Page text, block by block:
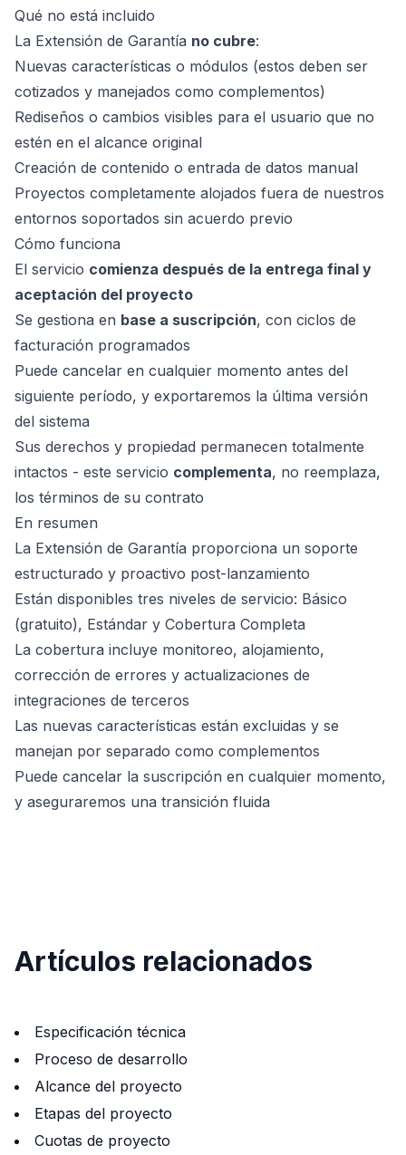
Qué no está incluido
La Extensión de Garantía no cubre:
Nuevas características o módulos (estos deben ser
cotizados y manejados como complementos)
Rediseños o cambios visibles para el usuario que no
estén en el alcance original
Creación de contenido o entrada de datos manual
Proyectos completamente alojados fuera de nuestros
entornos soportados sin acuerdo previo
Cómo funciona
El servicio comienza después de la entrega final y
aceptación del proyecto
Se gestiona en base a suscripción, con ciclos de
facturación programados
Puede cancelar en cualquier momento antes del
siguiente período, y exportaremos la última versión
del sistema
Sus derechos y propiedad permanecen totalmente
intactos - este servicio complementa, no reemplaza,
los términos de su contrato
En resumen
La Extensión de Garantía proporciona un soporte
estructurado y proactivo post-lanzamiento
Están disponibles tres niveles de servicio: Básico
(gratuito), Estándar y Cobertura Completa
La cobertura incluye monitoreo, alojamiento,
corrección de errores y actualizaciones de
integraciones de terceros
Las nuevas características están excluidas y se
manejan por separado como complementos
Puede cancelar la suscripción en cualquier momento,
y aseguraremos una transición fluida
Artículos relacionados
Especificación técnica
Proceso de desarrollo
Alcance del proyecto
Etapas del proyecto
Cuotas de proyecto